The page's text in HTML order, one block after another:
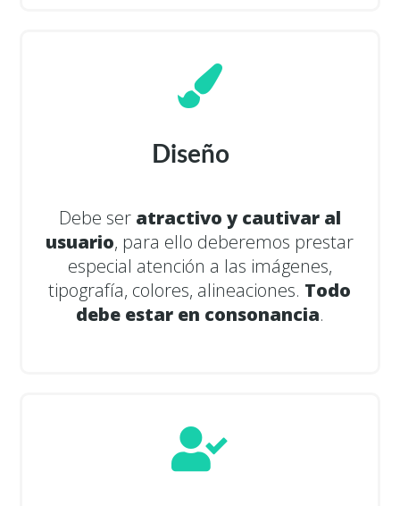
Diseño
Debe ser atractivo y cautivar al
usuario, para ello deberemos prestar
especial atención a las imágenes,
tipografía, colores, alineaciones. Todo
debe estar en consonancia.